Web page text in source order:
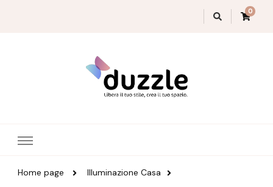
0
Home page
Illuminazione Casa